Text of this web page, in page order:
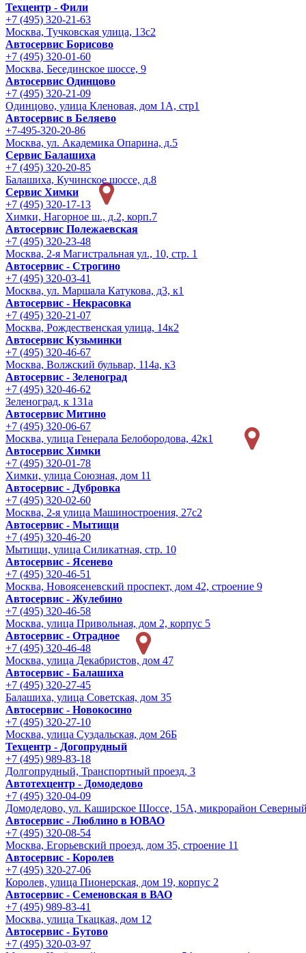
Техцентр - Фили
+7 (495) 320-21-63
Москва, Тучковская улица, 13с2
Автосервис Борисово
+7 (495) 320-01-60
Москва, Бесединское шоссе, 9
Автосервис Одинцово
+7 (495) 320-21-09
Одинцово, улица Кленовая, дом 1А, стр1
Автосервис в Беляево
+7-495-320-20-86
Москва, ул. Академика Опарина, д.5
Сервис Балашиха
+7 (495) 320-20-85
Балашиха, Кучинское шоссе, д.8
Сервис Химки
+7 (495) 320-17-13
Химки, Нагорное ш., д.2, корп.7
Автосервис Полежаевская
+7 (495) 320-23-48
Москва, 2-я Магистральная ул., 10, стр. 1
Автосервис - Строгино
+7 (495) 320-03-41
Москва, ул. Маршала Катукова, д3, к1
Автосервис - Некрасовка
+7 (495) 320-21-07
Москва, Рождественская улица, 14к2
Автосервис Кузьминки
+7 (495) 320-46-67
Москва, Волжский бульвар, 114а, к3
Автосервис - Зеленоград
+7 (495) 320-46-62
Зеленоград, к 131а
Автосервис Митино
+7 (495) 320-06-67
Москва, улица Генерала Белобородова, 42к1
Автосервис Химки
+7 (495) 320-01-78
Химки, улица Союзная, дом 11
Автосервис - Дубровка
+7 (495) 320-02-60
Москва, 2-я улица Машиностроения, 27с2
Автосервис - Мытищи
+7 (495) 320-46-20
Мытищи, улица Силикатная, стр. 10
Автосервис - Ясенево
+7 (495) 320-46-51
Москва, Новоясеневский проспект, дом 42, строение 9
Автосервис - Жулебино
+7 (495) 320-46-58
Москва, улица Привольная, дом 2, корпус 5
Автосервис - Отрадное
+7 (495) 320-46-48
Москва, улица Декабристов, дом 47
Автосервис - Балашиха
+7 (495) 320-27-45
Балашиха, улица Советская, дом 35
Автосервис - Новокосино
+7 (495) 320-27-10
Москва, улица Суздальская, дом 26Б
Техцентр - Догопрудный
+7 (495) 989-83-18
Долгопрудный, Транспортный проезд, 3
Автотехцентр - Домодедово
+7 (495) 320-04-09
Домодедово, ул. Каширское Шоссе, 15А, микрорайон
Автосервис - Люблино в ЮВАО
+7 (495) 320-08-54
Москва, Егорьевский проезд, дом 35, строение 11
Автосервис - Королев
+7 (495) 320-27-06
Королев, улица Пионерская, дом 19, корпус 2
Автосервис - Семеновская в ВАО
+7 (495) 989-83-41
Москва, улица Ткацкая, дом 12
Автосервис - Бутово
+7 (495) 320-03-97